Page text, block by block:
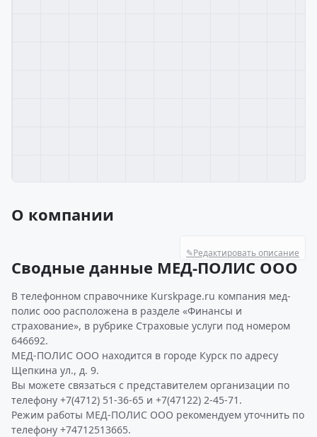
О компании
✎Редактировать описание
Сводные данные МЕД-ПОЛИС ООО
В телефонном справочнике Kurskpage.ru компания мед-
полис ооо расположена в разделе «Финансы и
страхование», в рубрике Страховые услуги под номером
646692.
МЕД-ПОЛИС ООО находится в городе Курск по адресу
Щепкина ул., д. 9.
Вы можете связаться с представителем организации по
телефону +7(4712) 51-36-65 и +7(47122) 2-45-71.
Режим работы МЕД-ПОЛИС ООО рекомендуем уточнить по
телефону +74712513665.